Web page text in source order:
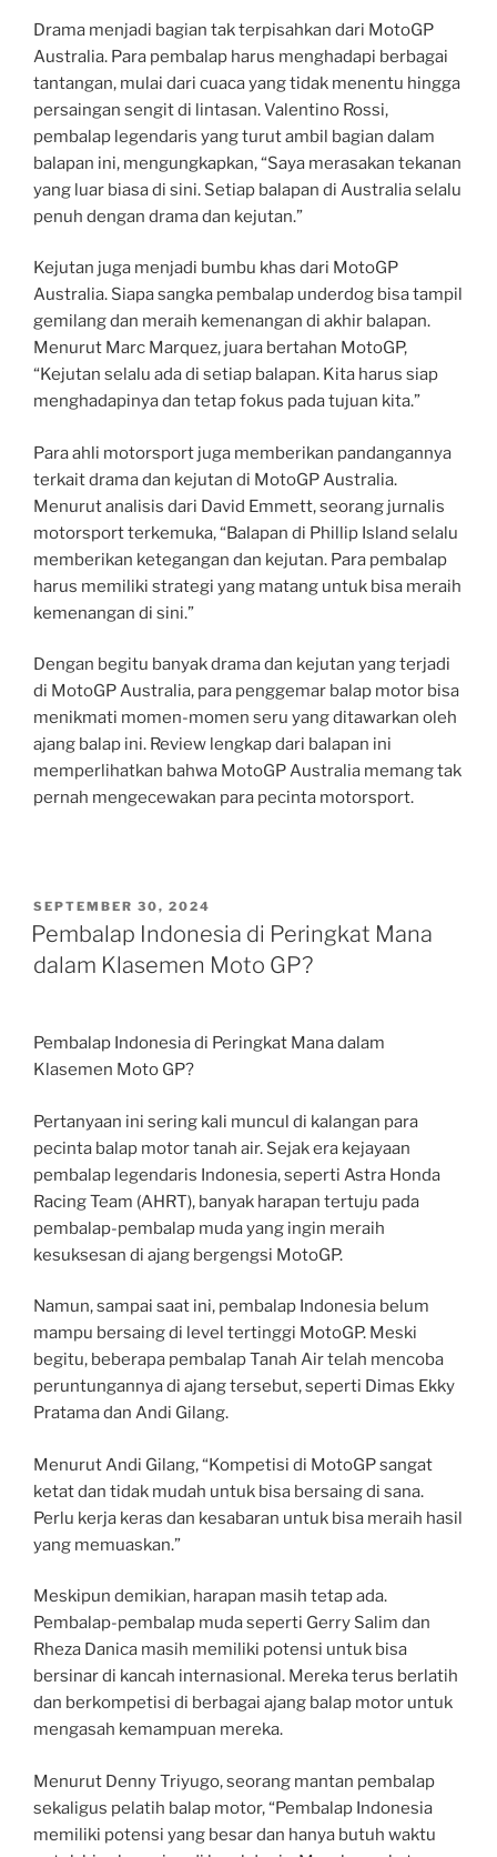
Drama menjadi bagian tak terpisahkan dari MotoGP
Australia. Para pembalap harus menghadapi berbagai
tantangan, mulai dari cuaca yang tidak menentu hingga
persaingan sengit di lintasan. Valentino Rossi,
pembalap legendaris yang turut ambil bagian dalam
balapan ini, mengungkapkan, “Saya merasakan tekanan
yang luar biasa di sini. Setiap balapan di Australia selalu
penuh dengan drama dan kejutan.”
Kejutan juga menjadi bumbu khas dari MotoGP
Australia. Siapa sangka pembalap underdog bisa tampil
gemilang dan meraih kemenangan di akhir balapan.
Menurut Marc Marquez, juara bertahan MotoGP,
“Kejutan selalu ada di setiap balapan. Kita harus siap
menghadapinya dan tetap fokus pada tujuan kita.”
Para ahli motorsport juga memberikan pandangannya
terkait drama dan kejutan di MotoGP Australia.
Menurut analisis dari David Emmett, seorang jurnalis
motorsport terkemuka, “Balapan di Phillip Island selalu
memberikan ketegangan dan kejutan. Para pembalap
harus memiliki strategi yang matang untuk bisa meraih
kemenangan di sini.”
Dengan begitu banyak drama dan kejutan yang terjadi
di MotoGP Australia, para penggemar balap motor bisa
menikmati momen-momen seru yang ditawarkan oleh
ajang balap ini. Review lengkap dari balapan ini
memperlihatkan bahwa MotoGP Australia memang tak
pernah mengecewakan para pecinta motorsport.
POSTED
ON
SEPTEMBER 30, 2024
Pembalap Indonesia di Peringkat Mana
dalam Klasemen Moto GP?
Pembalap Indonesia di Peringkat Mana dalam
Klasemen Moto GP?
Pertanyaan ini sering kali muncul di kalangan para
pecinta balap motor tanah air. Sejak era kejayaan
pembalap legendaris Indonesia, seperti Astra Honda
Racing Team (AHRT), banyak harapan tertuju pada
pembalap-pembalap muda yang ingin meraih
kesuksesan di ajang bergengsi MotoGP.
Namun, sampai saat ini, pembalap Indonesia belum
mampu bersaing di level tertinggi MotoGP. Meski
begitu, beberapa pembalap Tanah Air telah mencoba
peruntungannya di ajang tersebut, seperti Dimas Ekky
Pratama dan Andi Gilang.
Menurut Andi Gilang, “Kompetisi di MotoGP sangat
ketat dan tidak mudah untuk bisa bersaing di sana.
Perlu kerja keras dan kesabaran untuk bisa meraih hasil
yang memuaskan.”
Meskipun demikian, harapan masih tetap ada.
Pembalap-pembalap muda seperti Gerry Salim dan
Rheza Danica masih memiliki potensi untuk bisa
bersinar di kancah internasional. Mereka terus berlatih
dan berkompetisi di berbagai ajang balap motor untuk
mengasah kemampuan mereka.
Menurut Denny Triyugo, seorang mantan pembalap
sekaligus pelatih balap motor, “Pembalap Indonesia
memiliki potensi yang besar dan hanya butuh waktu